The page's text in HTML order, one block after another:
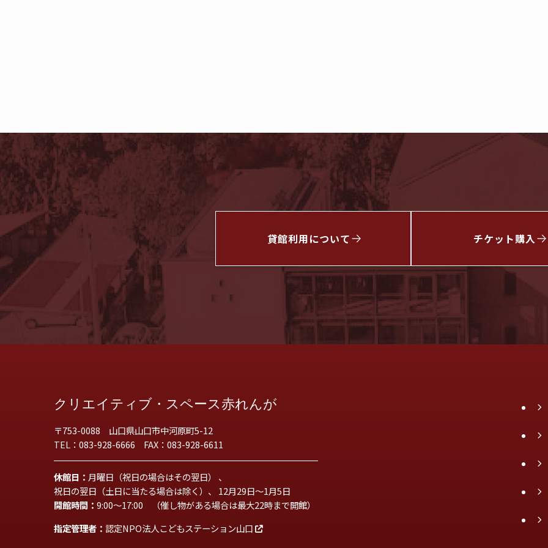
貸館利用について チケット購入
クリエイティブ・スペース赤れんが
〒753-0088 山口県山口市中河原町5-12
TEL：083-928-6666 FAX：083-928-6611
休館日： 月曜日（祝日の場合はその翌日） 、
祝日の翌日（土日に当たる場合は除く）、 12月29日～1月5日
開館時間： 9:00～17:00 （催し物がある場合は最大22時まで開館）
指定管理者： 認定NPO法人こどもステーション山口